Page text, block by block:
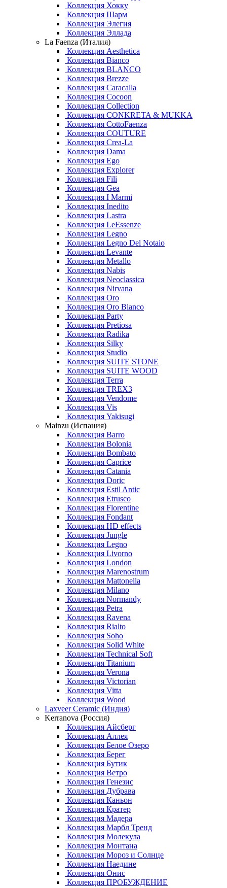
Коллекция Хокку
Коллекция Шарм
Коллекция Элегия
Коллекция Эллада
La Faenza (Италия)
Коллекция Aesthetica
Коллекция Bianco
Коллекция BLANCO
Коллекция Brezze
Коллекция Caracalla
Коллекция Cocoon
Коллекция Collection
Коллекция CONKRETA & MUKKA
Коллекция CottoFaenza
Коллекция COUTURE
Коллекция Crea-La
Коллекция Dama
Коллекция Ego
Коллекция Explorer
Коллекция Fili
Коллекция Gea
Коллекция I Marmi
Коллекция Inedito
Коллекция Lastra
Коллекция LeEssenze
Коллекция Legno
Коллекция Legno Del Notaio
Коллекция Levante
Коллекция Metallo
Коллекция Nabis
Коллекция Neoclassica
Коллекция Nirvana
Коллекция Oro
Коллекция Oro Bianco
Коллекция Party
Коллекция Pretiosa
Коллекция Radika
Коллекция Silky
Коллекция Studio
Коллекция SUITE STONE
Коллекция SUITE WOOD
Коллекция Terra
Коллекция TREX3
Коллекция Vendome
Коллекция Vis
Коллекция Yakisugi
Mainzu (Испания)
Коллекция Barro
Коллекция Bolonia
Коллекция Bombato
Коллекция Caprice
Коллекция Catania
Коллекция Doric
Коллекция Estil Antic
Коллекция Etrusco
Коллекция Florentine
Коллекция Fondant
Коллекция HD effects
Коллекция Jungle
Коллекция Legno
Коллекция Livorno
Коллекция London
Коллекция Marenostrum
Коллекция Mattonella
Коллекция Milano
Коллекция Normandy
Коллекция Petra
Коллекция Ravena
Коллекция Rialto
Коллекция Soho
Коллекция Solid White
Коллекция Technical Soft
Коллекция Titanium
Коллекция Verona
Коллекция Victorian
Коллекция Vitta
Коллекция Wood
Laxveer Ceramic (Индия)
Kerranova (Россия)
Коллекция Айсберг
Коллекция Аллея
Коллекция Белое Озеро
Коллекция Берег
Коллекция Бутик
Коллекция Ветро
Коллекция Генезис
Коллекция Дубрава
Коллекция Каньон
Коллекция Кратер
Коллекция Мадера
Коллекция Марбл Тренд
Коллекция Молекула
Коллекция Монтана
Коллекция Мороз и Солнце
Коллекция Наедине
Коллекция Онис
Коллекция ПРОБУЖДЕНИЕ